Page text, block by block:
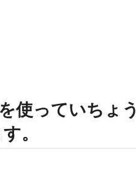
使っていちょう
。